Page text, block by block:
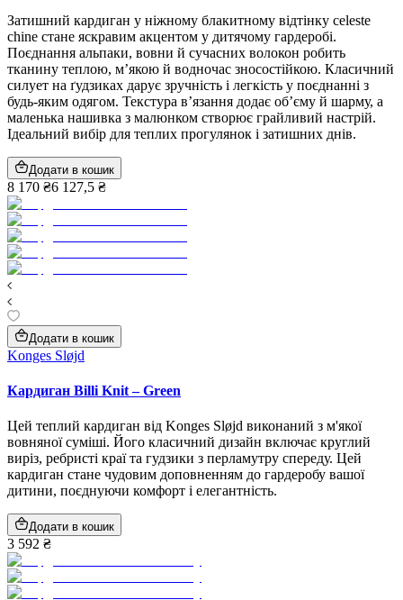
Затишний кардиган у ніжному блакитному відтінку celeste
chine стане яскравим акцентом у дитячому гардеробі.
Поєднання альпаки, вовни й сучасних волокон робить
тканину теплою, м’якою й водночас зносостійкою. Класичний
силует на ґудзиках дарує зручність і легкість у поєднанні з
будь‑яким одягом. Текстура в’язання додає об’єму й шарму, а
маленька нашивка з малюнком створює грайливий настрій.
Ідеальний вибір для теплих прогулянок і затишних днів.
Додати в кошик
8 170 ₴6 127,5 ₴
Додати в кошик
Konges Sløjd
Кардиган Billi Knit – Green
Цей теплий кардиган від Konges Sløjd виконаний з м'якої
вовняної суміші. Його класичний дизайн включає круглий
виріз, ребристі краї та гудзики з перламутру спереду. Цей
кардиган стане чудовим доповненням до гардеробу вашої
дитини, поєднуючи комфорт і елегантність.
Додати в кошик
3 592 ₴